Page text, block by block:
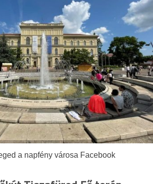
a napfény városa Facebook